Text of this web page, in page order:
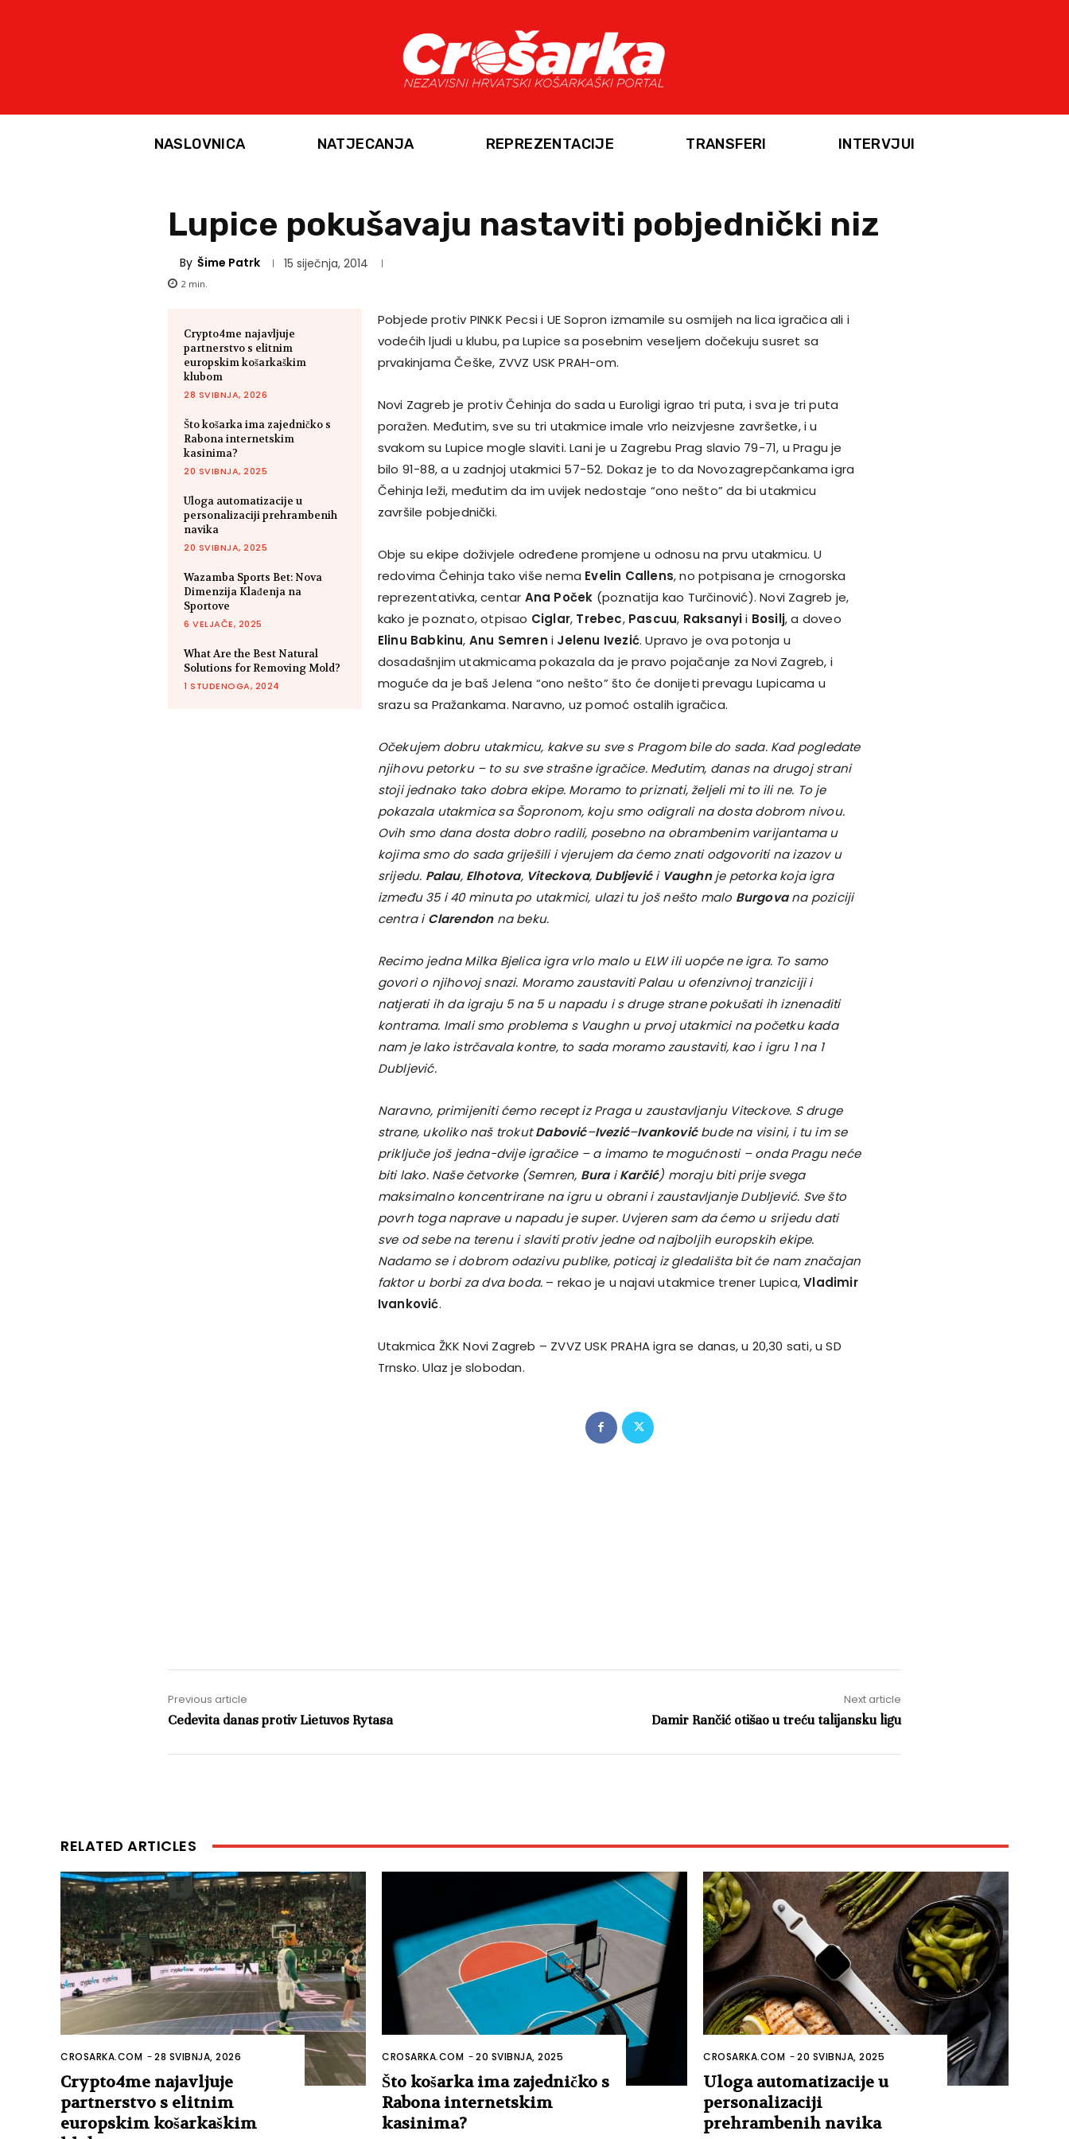
NASLOVNICA NATJECANJA REPREZENTACIJE TRANSFERI INTERVJUI
Lupice pokušavaju nastaviti pobjednički niz
By Šime Patrk 15 siječnja, 2014
2 min.
Crypto4me najavljuje
partnerstvo s elitnim
europskim košarkaškim
klubom
28 SVIBNJA, 2026
Što košarka ima zajedničko s
Rabona internetskim
kasinima?
20 SVIBNJA, 2025
Uloga automatizacije u
personalizaciji prehrambenih
navika
20 SVIBNJA, 2025
Wazamba Sports Bet: Nova
Dimenzija Klađenja na
Sportove
6 VELJAČE, 2025
What Are the Best Natural
Solutions for Removing Mold?
1 STUDENOGA, 2024
Pobjede protiv PINKK Pecsi i UE Sopron izmamile su osmijeh na lica igračica ali i
vodećih ljudi u klubu, pa Lupice sa posebnim veseljem dočekuju susret sa
prvakinjama Češke, ZVVZ USK PRAH-om.
Novi Zagreb je protiv Čehinja do sada u Euroligi igrao tri puta, i sva je tri puta
poražen. Međutim, sve su tri utakmice imale vrlo neizvjesne završetke, i u
svakom su Lupice mogle slaviti. Lani je u Zagrebu Prag slavio 79-71, u Pragu je
bilo 91-88, a u zadnjoj utakmici 57-52. Dokaz je to da Novozagrepčankama igra
Čehinja leži, međutim da im uvijek nedostaje “ono nešto” da bi utakmicu
završile pobjednički.
Obje su ekipe doživjele određene promjene u odnosu na prvu utakmicu. U
redovima Čehinja tako više nema Evelin Callens, no potpisana je crnogorska
reprezentativka, centar Ana Poček (poznatija kao Turčinović). Novi Zagreb je,
kako je poznato, otpisao Ciglar, Trebec, Pascuu, Raksanyii Bosilj, a doveo
Elinu Babkinu, Anu Semren i Jelenu Ivezić. Upravo je ova potonja u
dosadašnjim utakmicama pokazala da je pravo pojačanje za Novi Zagreb, i
moguće da je baš Jelena “ono nešto” što će donijeti prevagu Lupicama u
srazu sa Pražankama. Naravno, uz pomoć ostalih igračica.
Očekujem dobru utakmicu, kakve su sve s Pragom bile do sada. Kad pogledate
njihovu petorku – to su sve strašne igračice. Međutim, danas na drugoj strani
stoji jednako tako dobra ekipe. Moramo to priznati, željeli mi to ili ne. To je
pokazala utakmica sa Šopronom, koju smo odigrali na dosta dobrom nivou.
Ovih smo dana dosta dobro radili, posebno na obrambenim varijantama u
kojima smo do sada griješili i vjerujem da ćemo znati odgovoriti na izazov u
srijedu. Palau, Elhotova, Viteckova, Dubljevići Vaughnje petorka koja igra
između 35 i 40 minuta po utakmici, ulazi tu još nešto malo Burgovana poziciji
centra iClarendonna beku.
Recimo jedna Milka Bjelica igra vrlo malo u ELW ili uopće ne igra. To samo
govori o njihovoj snazi. Moramo zaustaviti Palau u ofenzivnoj tranziciji i
natjerati ih da igraju 5 na 5 u napadu i s druge strane pokušati ih iznenaditi
kontrama. Imali smo problema s Vaughn u prvoj utakmici na početku kada
nam je lako istrčavala kontre, to sada moramo zaustaviti, kao i igru 1 na 1
Dubljević.
Naravno, primijeniti ćemo recept iz Praga u zaustavljanju Viteckove. S druge
strane, ukoliko naš trokutDabović–Ivezić–Ivankovićbude na visini, i tu im se
priključe još jedna-dvije igračice – a imamo te mogućnosti – onda Pragu neće
biti lako. Naše četvorke (Semren, BuraiKarčić) moraju biti prije svega
maksimalno koncentrirane na igru u obrani i zaustavljanje Dubljević. Sve što
povrh toga naprave u napadu je super. Uvjeren sam da ćemo u srijedu dati
sve od sebe na terenu i slaviti protiv jedne od najboljih europskih ekipe.
Nadamo se i dobrom odazivu publike, poticaj iz gledališta bit će nam značajan
faktor u borbi za dva boda. – rekao je u najavi utakmice trener Lupica,Vladimir
Ivanković.
Utakmica ŽKK Novi Zagreb – ZVVZ USK PRAHA igra se danas, u 20,30 sati, u SD
Trnsko. Ulaz je slobodan.
Previous article
Cedevita danas protiv Lietuvos Rytasa
Next article
Damir Rančić otišao u treću talijansku ligu
RELATED ARTICLES
CROSARKA.COM -28 SVIBNJA, 2026
Crypto4me najavljuje
partnerstvo s elitnim
europskim košarkaškim
CROSARKA.COM -20 SVIBNJA, 2025
Što košarka ima zajedničko s
Rabona internetskim
kasinima?
CROSARKA.COM -20 SVIBNJA, 2025
Uloga automatizacije u
personalizaciji
prehrambenih navika